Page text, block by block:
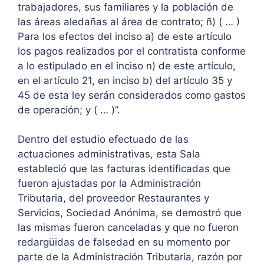
trabajadores, sus familiares y la población de
las áreas aledañas al área de contrato; ñ) ( … )
Para los efectos del inciso a) de este artículo
los pagos realizados por el contratista conforme
a lo estipulado en el inciso n) de este artículo,
en el artículo 21, en inciso b) del artículo 35 y
45 de esta ley serán considerados como gastos
de operación; y ( … )”.
Dentro del estudio efectuado de las
actuaciones administrativas, esta Sala
estableció que las facturas identificadas que
fueron ajustadas por la Administración
Tributaria, del proveedor Restaurantes y
Servicios, Sociedad Anónima, se demostró que
las mismas fueron canceladas y que no fueron
redargüidas de falsedad en su momento por
parte de la Administración Tributaria, razón por